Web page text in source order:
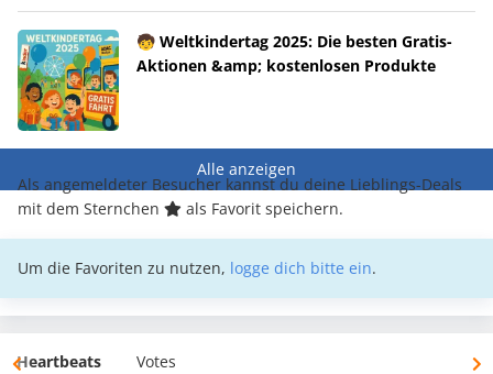
🧒 Weltkindertag 2025: Die besten Gratis-
Aktionen &amp; kostenlosen Produkte
Alle anzeigen
Als angemeldeter Besucher kannst du deine Lieblings-Deals
mit dem Sternchen
als Favorit speichern.
Um die Favoriten zu nutzen, logge dich bitte ein.
Heartbeats Votes